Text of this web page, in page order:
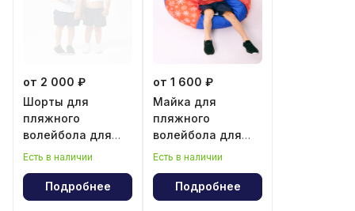
от 2 000 ₽
Шорты для
пляжного
волейбола для
мальчика и
Есть в наличии
Подробнее
от 1 600 ₽
Майка для
пляжного
волейбола для
мальчика
Есть в наличии
Подробнее